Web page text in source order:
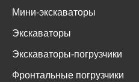
Мини-экскаваторы
Экскаваторы
Экскаваторы-погрузчики
Фронтальные погрузчики